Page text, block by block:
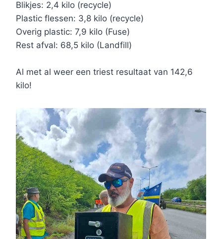
Blikjes: 2,4 kilo (recycle)
Plastic flessen: 3,8 kilo (recycle)
Overig plastic: 7,9 kilo (Fuse)
Rest afval: 68,5 kilo (Landfill)
Al met al weer een triest resultaat van 142,6
kilo!